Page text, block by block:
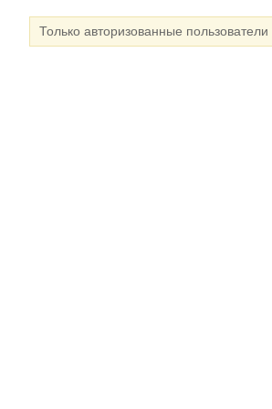
Только авторизованные